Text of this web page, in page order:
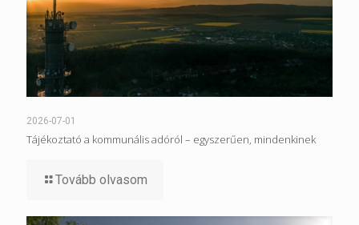
2026-07-01
Tájékoztató a kommunális adóról – egyszerűen, mindenkinek
Tovább olvasom